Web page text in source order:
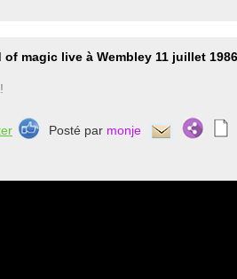
of magic live à Wembley 11 juillet 1986
Posté par monje